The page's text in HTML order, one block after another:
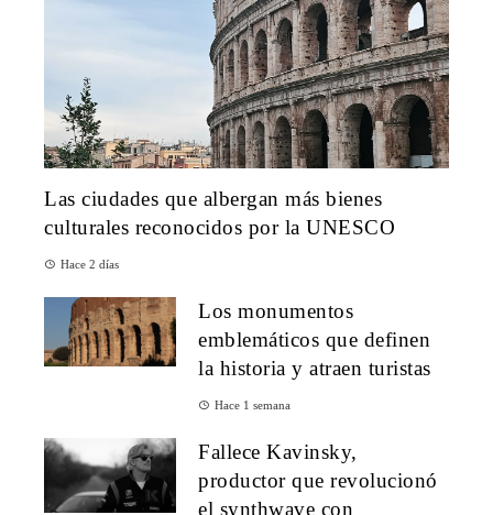
Las ciudades que albergan más bienes
culturales reconocidos por la UNESCO
Hace 2 días
Los monumentos
emblemáticos que definen
la historia y atraen turistas
Hace 1 semana
Fallece Kavinsky,
productor que revolucionó
el synthwave con